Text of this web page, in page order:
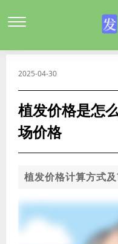
2025-04-30
植发价格是怎
场价格
植发价格计算方式